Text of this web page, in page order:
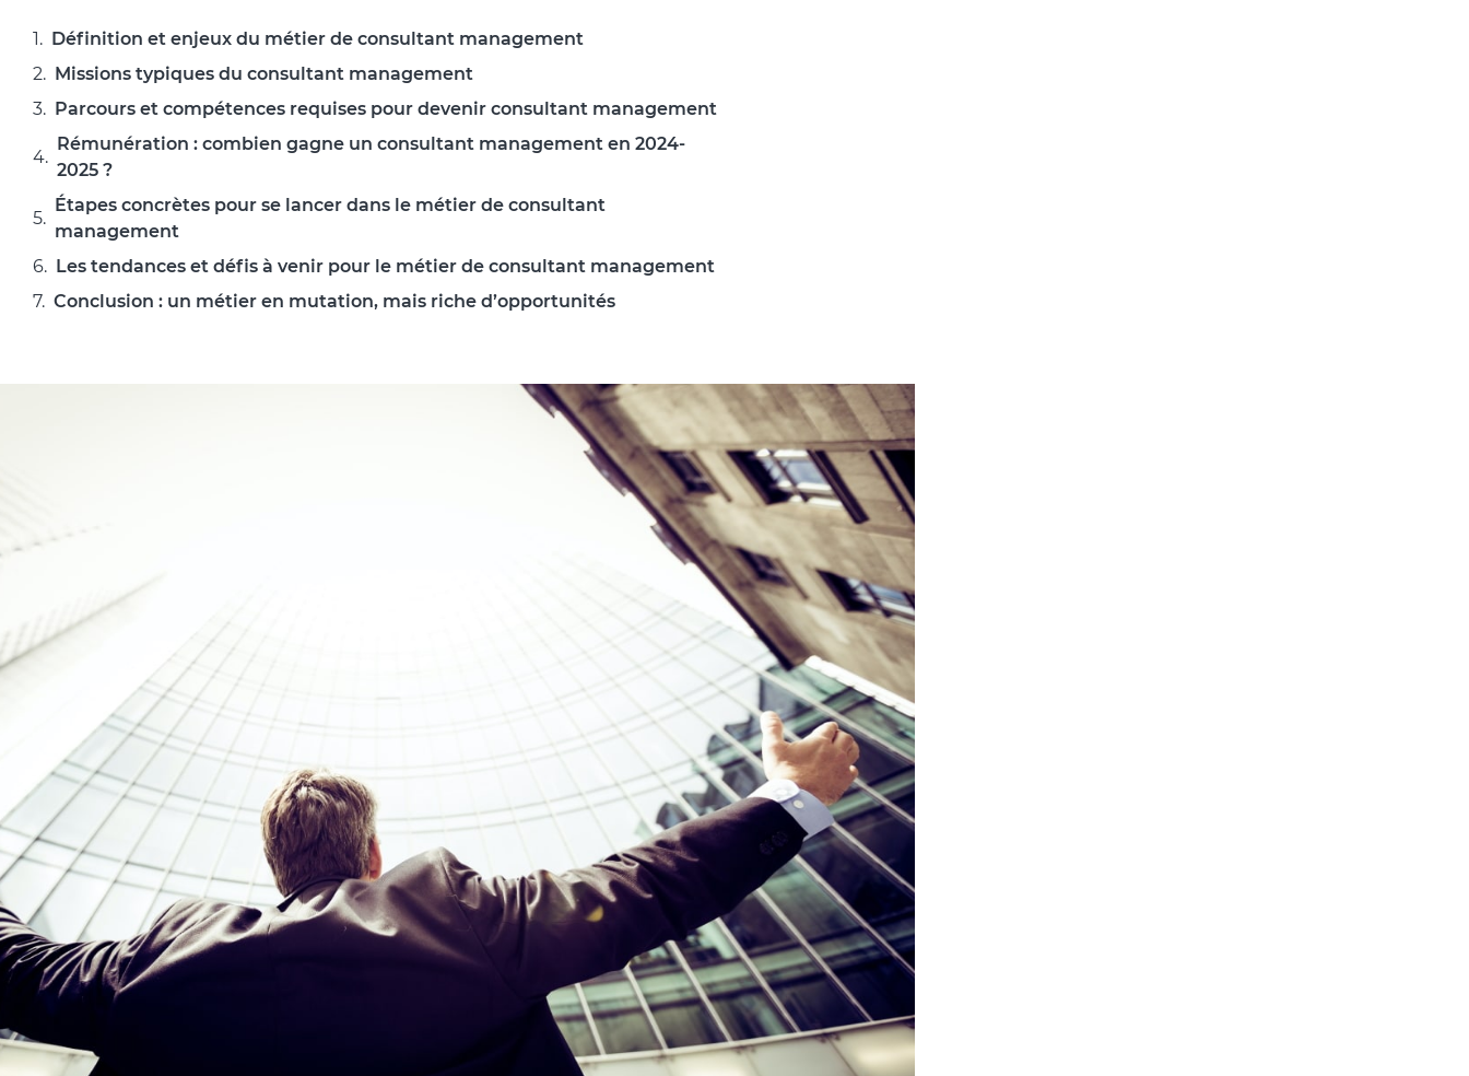
Définition et enjeux du métier de consultant management
Missions typiques du consultant management
Parcours et compétences requises pour devenir consultant management
Rémunération : combien gagne un consultant management en 2024-
2025 ?
Étapes concrètes pour se lancer dans le métier de consultant
management
Les tendances et défis à venir pour le métier de consultant management
Conclusion : un métier en mutation, mais riche d’opportunités